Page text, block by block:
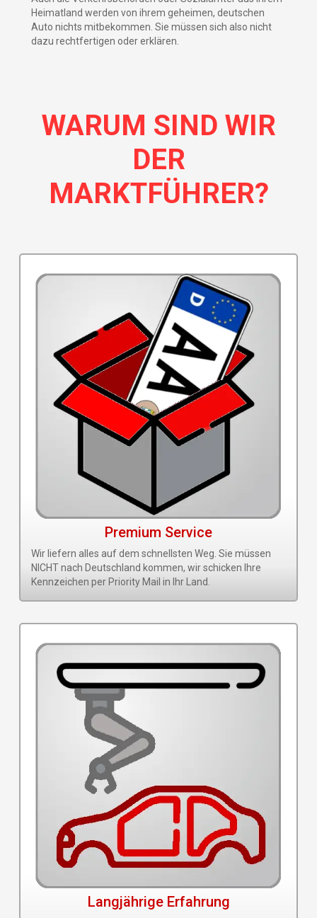
Heimatland werden von ihrem geheimen, deutschen
Auto nichts mitbekommen. Sie müssen sich also nicht
dazu rechtfertigen oder erklären.
WARUM SIND WIR
DER
MARKTFÜHRER?
Premium Service
Wir liefern alles auf dem schnellsten Weg. Sie müssen
NICHT nach Deutschland kommen, wir schicken Ihre
Kennzeichen per Priority Mail in Ihr Land.
Langjährige Erfahrung